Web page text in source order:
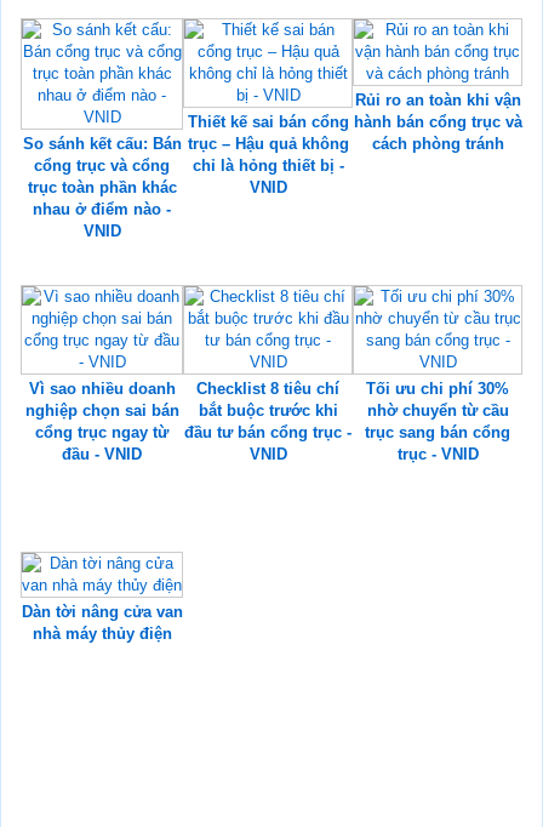
So sánh kết cấu: Bán
cổng trục và cổng
trục toàn phần khác
nhau ở điểm nào -
VNID
Thiết kế sai bán cổng
trục – Hậu quả không
chỉ là hỏng thiết bị -
VNID
Rủi ro an toàn khi vận
hành bán cổng trục và
cách phòng tránh
Vì sao nhiều doanh
nghiệp chọn sai bán
cổng trục ngay từ
đầu - VNID
Checklist 8 tiêu chí
bắt buộc trước khi
đầu tư bán cổng trục -
VNID
Tối ưu chi phí 30%
nhờ chuyển từ cầu
trục sang bán cổng
trục - VNID
Dàn tời nâng cửa van
nhà máy thủy điện